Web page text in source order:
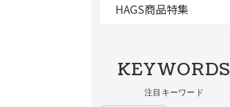
HAGS商品特集
KEYWORDS
注目キーワード